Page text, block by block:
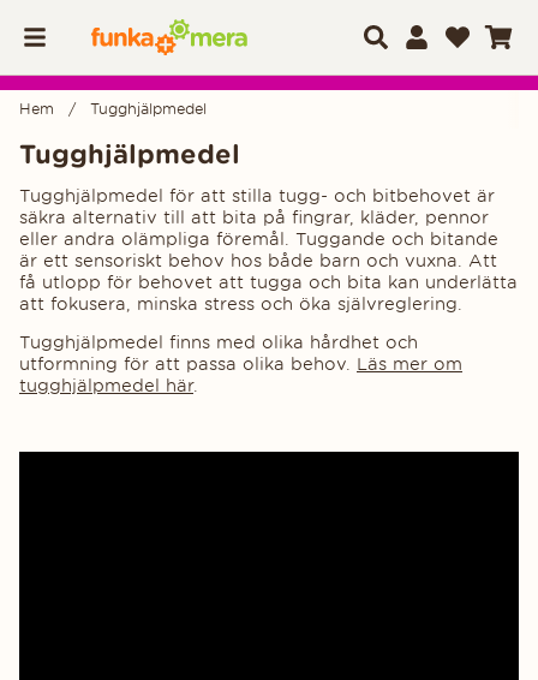
Hem Tugghjälpmedel
Tugghjälpmedel
Tugghjälpmedel för att stilla tugg- och bitbehovet är
säkra alternativ till att bita på fingrar, kläder, pennor
eller andra olämpliga föremål. Tuggande och bitande
är ett sensoriskt behov hos både barn och vuxna. Att
få utlopp för behovet att tugga och bita kan underlätta
att fokusera, minska stress och öka självreglering.
Tugghjälpmedel finns med olika hårdhet och
utformning för att passa olika behov. Läs mer om
tugghjälpmedel här.